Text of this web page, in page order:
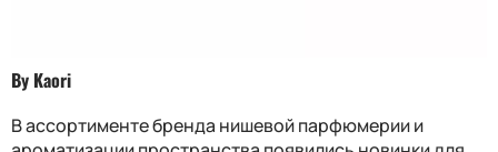
By Kaori
В ассортименте бренда нишевой парфюмерии и